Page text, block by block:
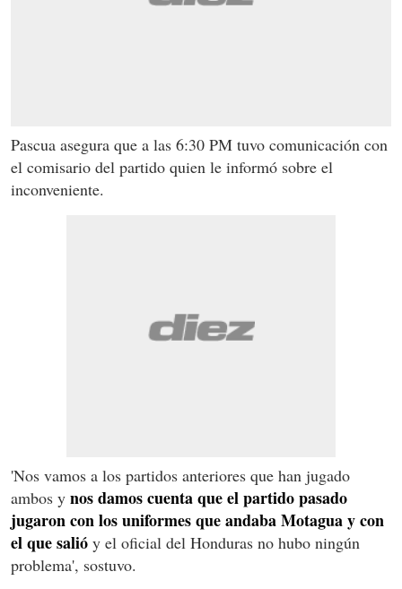
Pascua asegura que a las 6:30 PM tuvo comunicación con
el comisario del partido quien le informó sobre el
inconveniente.
'Nos vamos a los partidos anteriores que han jugado
ambos y nos damos cuenta que el partido pasado
jugaron con los uniformes que andaba Motagua y con
el que salió y el oficial del Honduras no hubo ningún
problema', sostuvo.